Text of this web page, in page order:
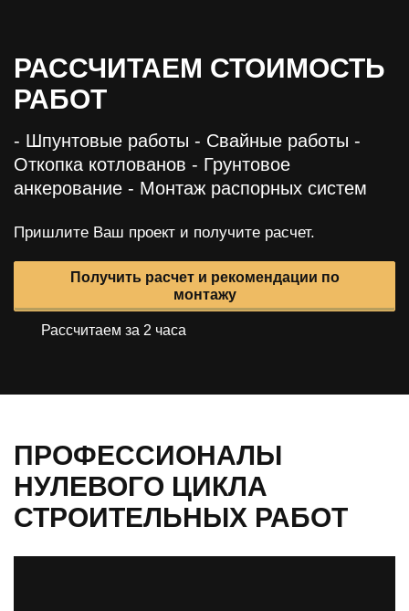
РАССЧИТАЕМ СТОИМОСТЬ
РАБОТ
- Шпунтовые работы - Свайные работы -
Откопка котлованов - Грунтовое
анкерование - Монтаж распорных систем
Пришлите Ваш проект и получите расчет.
Получить расчет и рекомендации по
монтажу
Рассчитаем за 2 часа
ПРОФЕССИОНАЛЫ
НУЛЕВОГО ЦИКЛА
СТРОИТЕЛЬНЫХ РАБОТ